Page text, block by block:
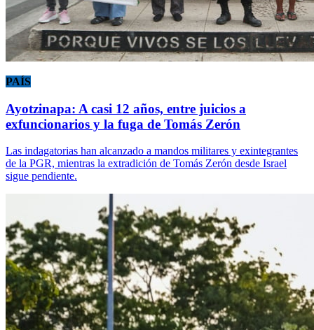
PAÍS
Ayotzinapa: A casi 12 años, entre juicios a
exfuncionarios y la fuga de Tomás Zerón
Las indagatorias han alcanzado a mandos militares y exintegrantes
de la PGR, mientras la extradición de Tomás Zerón desde Israel
sigue pendiente.